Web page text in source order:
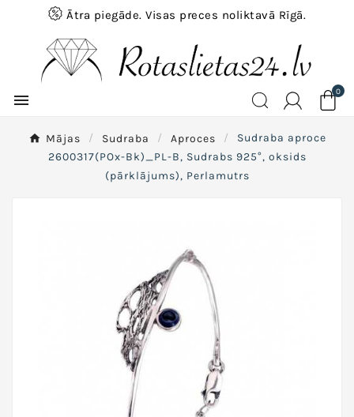
Ātra piegāde. Visas preces noliktavā Rīgā.
 0
Mājas Sudraba Aproces
Sudraba aproce
2600317(POx-Bk)_PL-B, Sudrabs 925°, oksids
(pārklājums), Perlamutrs